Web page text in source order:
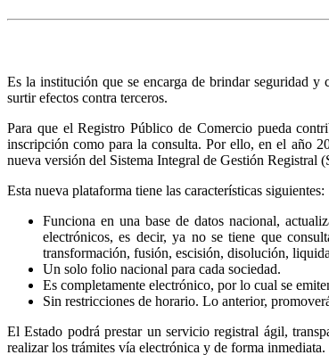
Es la institución que se encarga de brindar seguridad
surtir efectos contra terceros.
Para que el Registro Público de Comercio pueda
inscripción como para la consulta. Por ello, en el año
nueva versión del Sistema Integral de Gestión Registral
Esta nueva plataforma tiene las características siguientes:
Funciona en una base de datos nacional,
electrónicos, es decir, ya no se tiene que
transformación, fusión, escisión, disolución,
Un solo folio nacional para cada sociedad.
Es completamente electrónico, por lo cual se
Sin restricciones de horario. Lo anterior,
El Estado podrá prestar un servicio registral ágil,
realizar los trámites vía electrónica y de forma